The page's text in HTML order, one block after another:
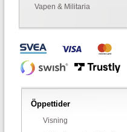
Vapen & Militaria
Öppettider
Visning